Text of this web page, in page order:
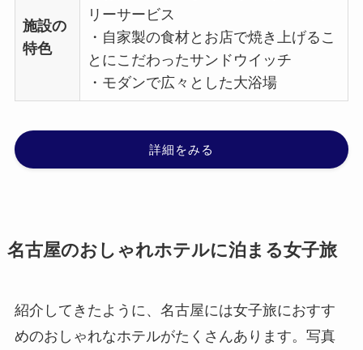
施設の
特色
リーサービス
・自家製の食材とお店で焼き上げるこ
とにこだわったサンドウイッチ
・モダンで広々とした大浴場
詳細をみる
名古屋のおしゃれホテルに泊まる女子旅
紹介してきたように、名古屋には女子旅におすす
めのおしゃれなホテルがたくさんあります。写真